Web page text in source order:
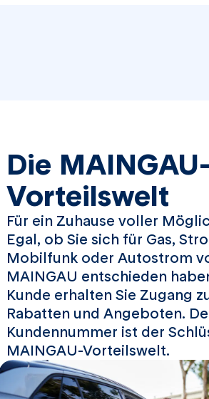
Die MAINGAU-
Vorteilswelt
Für ein Zuhause voller
Egal, ob Sie sich für Gas,
Mobilfunk oder Autostrom
MAINGAU entschieden
Kunde erhalten Sie Zugang
Rabatten und Angeboten.
Kundennummer ist der
MAINGAU-Vorteilswelt.